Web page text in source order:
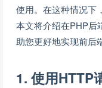
使用。在这种情况下
本文将介绍在PHP后
助您更好地实现前后
1. 使用HTTP